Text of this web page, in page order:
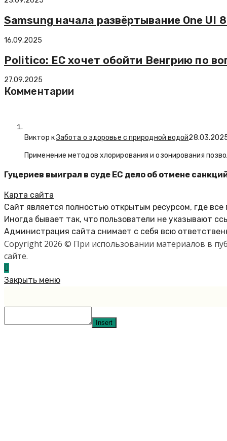
Samsung начала развёртывание One UI
16.09.2025
Politico: ЕС хочет обойти Венгрию по
27.09.2025
Комментарии
Виктор кЗабота о здоровье с природной водой
Применение методов хлорирования и озонирования
Гуцериев выиграл в суде ЕС дело об отмене
Карта сайта
Сайт является полностью открытым ресурсом, где
Иногда бывает так, что пользователи не указывают
Администрация сайта снимает с себя всю
Copyright 2026 © При использовании материалов в
сайте.
Закрыть меню
Insert